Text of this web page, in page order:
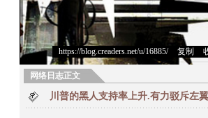
https://blog.creaders.net/u/16885/> 复制
网络日志正文
川普的黑人支持率上升.有力驳斥左